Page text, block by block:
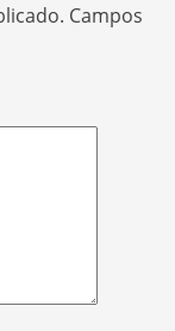
Campos